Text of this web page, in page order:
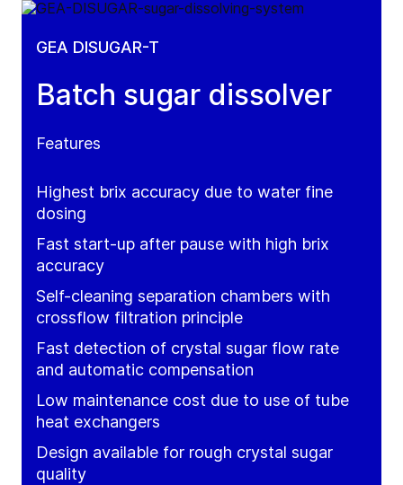
GEA DISUGAR-T
Batch sugar dissolver
Features
Highest brix accuracy due to water fine
dosing
Fast start-up after pause with high brix
accuracy
Self-cleaning separation chambers with
crossflow filtration principle
Fast detection of crystal sugar flow rate
and automatic compensation
Low maintenance cost due to use of tube
heat exchangers
Design available for rough crystal sugar
quality